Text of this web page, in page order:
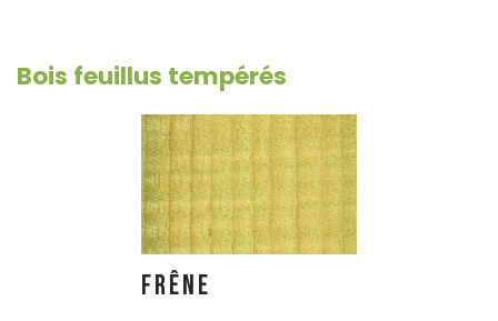
Bois feuillus tempérés
FRÊNE